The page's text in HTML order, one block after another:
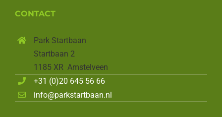
CONTACT
Park Startbaan
Startbaan 2
1185 XR Amstelveen
+31 (0)20 645 56 66
info@parkstartbaan.nl